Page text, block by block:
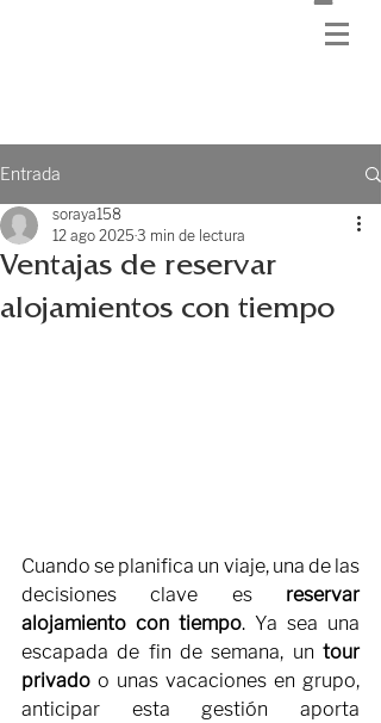
Entrada
Ventajas de reservar
alojamientos con tiempo
soraya158
12 ago 2025 3 min de lectura
Cuando se planifica un viaje, una de las
decisiones clave es reservar
alojamiento con tiempo. Ya sea una
escapada de fin de semana, un tour
privado o unas vacaciones en grupo,
anticipar esta gestión aporta